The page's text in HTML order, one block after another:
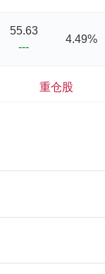
55.63
---
4.49%
重仓股